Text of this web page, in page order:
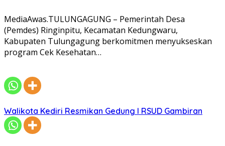
MediaAwas.TULUNGAGUNG – Pemerintah Desa
(Pemdes) Ringinpitu, Kecamatan Kedungwaru,
Kabupaten Tulungagung berkomitmen menyukseskan
program Cek Kesehatan…
Walikota Kediri Resmikan Gedung I RSUD Gambiran